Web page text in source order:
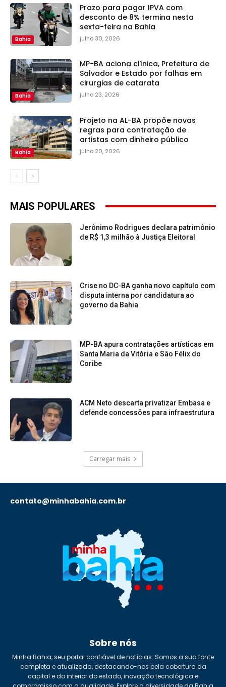
Bahia
Prazo para pagar IPVA com
desconto de 8% termina nesta
sexta-feira na Bahia
julho 30, 2026
Bahia
MP-BA aciona clínica, Prefeitura de
Salvador e Estado por falhas em
cirurgias de catarata
julho 23, 2026
Bahia
Projeto na AL-BA propõe novas
regras para contratação de
artistas com dinheiro público
julho 20, 2026
MAIS POPULARES
Jerônimo Rodrigues declara patrimônio
de R$ 1,3 milhão à Justiça Eleitoral
Crise no DC-BA ganha novo capítulo com
disputa interna por candidatura ao
governo da Bahia
MP-BA apura contratações artísticas em
Santa Maria da Vitória e São Félix do
Coribe
ACM Neto descarta privatizar Embasa e
defende concessões para infraestrutura
Carregar mais
contato@minhabahia.com.br
Sobre nós
Minha Bahia, seu portal confiável de notícias. Somos a sua fonte
completa e atualizada, destacando-nos pela cobertura da
capital e do interior do estado, inovação tecnológica e